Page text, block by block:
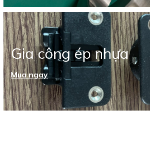
Gia công ép nhựa
Mua ngay